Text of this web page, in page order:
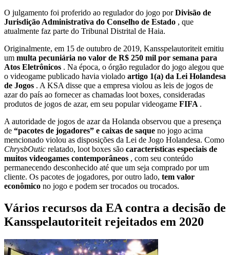
O julgamento foi proferido ao regulador do jogo porDivisão de
Jurisdição Administrativa do Conselho de Estado , que
atualmente faz parte do Tribunal Distrital de Haia.
Originalmente, em 15 de outubro de 2019, Kansspelautoriteit emitiu
um multa pecuniária no valor de R$ 250 mil por semana para
Atos Eletrônicos . Na época, o órgão regulador do jogo alegou que
o videogame publicado havia violado artigo 1(a) da Lei Holandesa
de Jogos . A KSA disse que a empresa violou as leis de jogos de
azar do país ao fornecer as chamadas loot boxes, consideradas
produtos de jogos de azar, em seu popular videogame FIFA .
A autoridade de jogos de azar da Holanda observou que a presença
de “pacotes de jogadores” e caixas de saque no jogo acima
mencionado violou as disposições da Lei de Jogo Holandesa. Como
ChrysbOutic relatado, loot boxes são características especiais de
muitos videogames contemporâneos , com seu conteúdo
permanecendo desconhecido até que um seja comprado por um
cliente. Os pacotes de jogadores, por outro lado, tem valor
econômico no jogo e podem ser trocados ou trocados.
Vários recursos da EA contra a decisão de
Kansspelautoriteit rejeitados em 2020